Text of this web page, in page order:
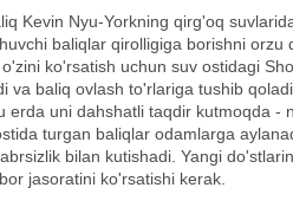
Kevin Nyu-Yorkning qirg'oq
baliqlar qirolligiga borishni
ko'rsatish uchun suv ostidagi
va baliq ovlash to'rlariga tushib
erda uni dahshatli taqdir kutmoqda -
turgan baliqlar odamlarga
bilan kutishadi. Yangi
jasoratini ko'rsatishi kerak.